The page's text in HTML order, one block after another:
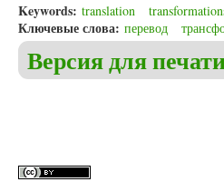
Keywords: translation
Ключевые слова: перевод
Версия для